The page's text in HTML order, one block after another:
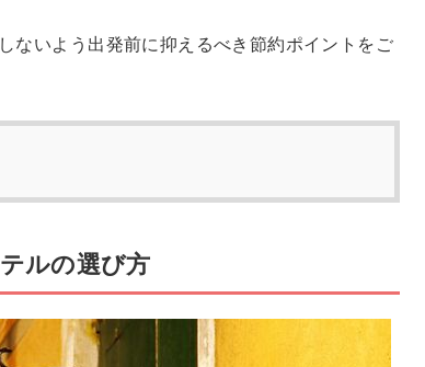
ないよう出発前に抑えるべき節約ポイントをご
ルの選び方